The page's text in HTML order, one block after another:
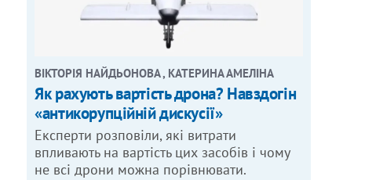
ВІКТОРІЯ НАЙДЬОНОВА , КАТЕРИНА АМЕЛІНА
Як рахують вартість дрона? Навздогін
«антикорупційній дискусії»
Експерти розповіли, які витрати
впливають на вартість цих засобів і чому
не всі дрони можна порівнювати.